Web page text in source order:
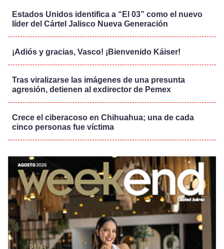
Estados Unidos identifica a “El 03” como el nuevo
líder del Cártel Jalisco Nueva Generación
¡Adiós y gracias, Vasco! ¡Bienvenido Káiser!
Tras viralizarse las imágenes de una presunta
agresión, detienen al exdirector de Pemex
Crece el ciberacoso en Chihuahua; una de cada
cinco personas fue víctima